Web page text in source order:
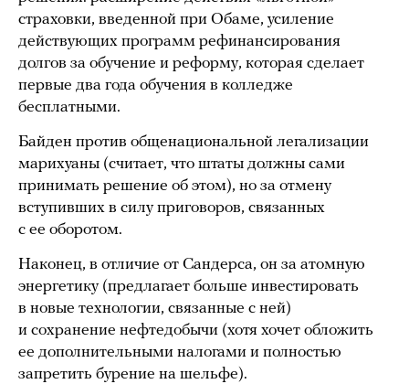
страховки, введенной при Обаме, усиление
действующих программ рефинансирования
долгов за обучение и реформу, которая сделает
первые два года обучения в колледже
бесплатными.
Байден против общенациональной легализации
марихуаны (считает, что штаты должны сами
принимать решение об этом), но за отмену
вступивших в силу приговоров, связанных
с ее оборотом.
Наконец, в отличие от Сандерса, он за атомную
энергетику (предлагает больше инвестировать
в новые технологии, связанные с ней)
и сохранение нефтедобычи (хотя хочет обложить
ее дополнительными налогами и полностью
запретить бурение на шельфе).